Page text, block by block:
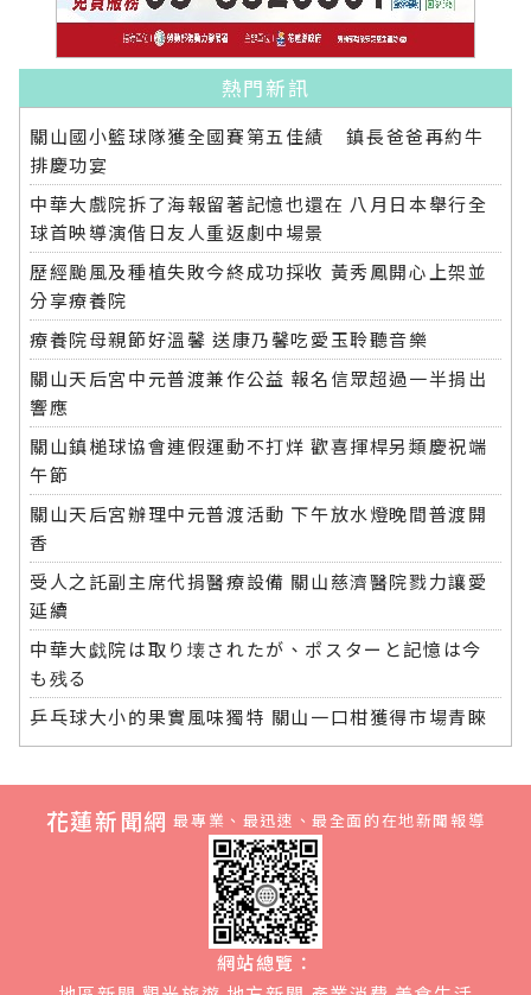
熱門新訊
關山國小籃球隊獲全國賽第五佳績 鎮長爸爸再約牛
排慶功宴
中華大戲院拆了海報留著記憶也還在 八月日本舉行全
球首映導演偕日友人重返劇中場景
歷經颱風及種植失敗今終成功採收 黃秀鳳開心上架並
分享療養院
療養院母親節好溫馨 送康乃馨吃愛玉聆聽音樂
關山天后宮中元普渡兼作公益 報名信眾超過一半捐出
響應
關山鎮槌球協會連假運動不打烊 歡喜揮桿另類慶祝端
午節
關山天后宮辦理中元普渡活動 下午放水燈晚間普渡開
香
受人之託副主席代捐醫療設備 關山慈濟醫院戮力讓愛
延續
中華大戯院は取り壊されたが、ポスターと記憶は今
も残る
乒乓球大小的果實風味獨特 關山一口柑獲得市場青睞
花蓮新聞網 最專業、最迅速、最全面的在地新聞報導
網站總覽：